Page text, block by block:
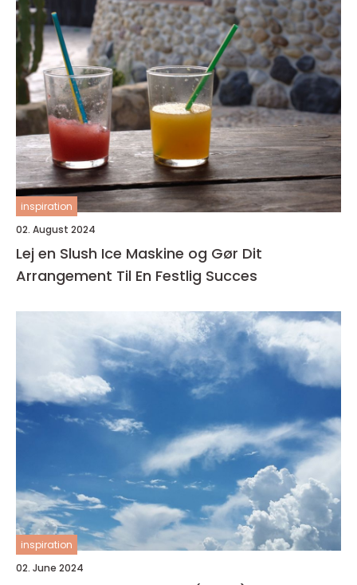
inspiration
02. August 2024
Lej en Slush Ice Maskine og Gør Dit
Arrangement Til En Festlig Succes
inspiration
02. June 2024